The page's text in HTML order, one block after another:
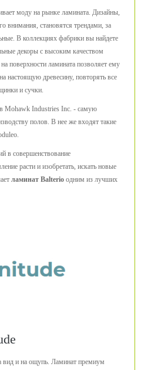
моду на рынке ламината. Дизайны,
внимания, становятся трендами, за
В коллекциях фабрики вы найдете
декоры с высоким качеством
поверхности ламината позволяет ему
настоящую древесину, повторять все
и сучки.
Mohawk Industries Inc. - самую
полов. В нее же входят такие
в совершенствование
расти и изобретать, искать новые
ламинат Balterio одним из лучших
вид и на ощупь. Ламинат премиум